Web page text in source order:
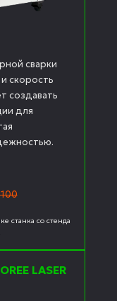
сварки
скорость
создавать
для
станка со стенда
LASER